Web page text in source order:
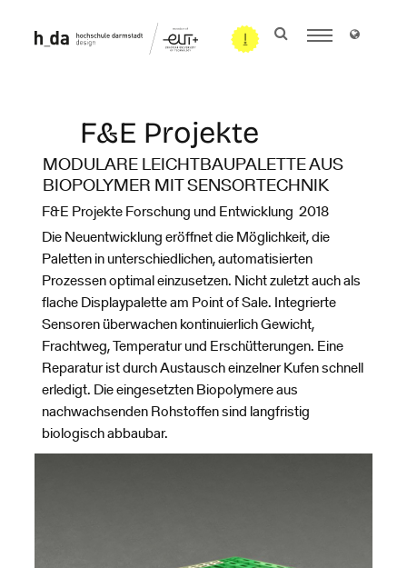
F&E Projekte
MODULARE LEICHTBAUPALETTE AUS
BIOPOLYMER MIT SENSORTECHNIK
F&E Projekte Forschung und Entwicklung 2018
Die Neuentwicklung eröffnet die Möglichkeit, die
Paletten in unterschiedlichen, automatisierten
Prozessen optimal einzusetzen. Nicht zuletzt auch als
flache Displaypalette am Point of Sale. Integrierte
Sensoren überwachen kontinuierlich Gewicht,
Frachtweg, Temperatur und Erschütterungen. Eine
Reparatur ist durch Austausch einzelner Kufen schnell
erledigt. Die eingesetzten Biopolymere aus
nachwachsenden Rohstoffen sind langfristig
biologisch abbaubar.